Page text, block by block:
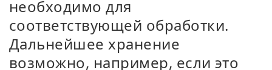
необходимо для
соответствующей обработки.
Дальнейшее хранение
возможно, например, если это